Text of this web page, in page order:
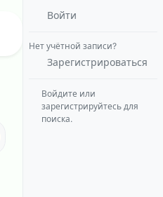
Войти
Нет учётной записи?
Зарегистрироваться
Войдите или
зарегистрируйтесь для
поиска.